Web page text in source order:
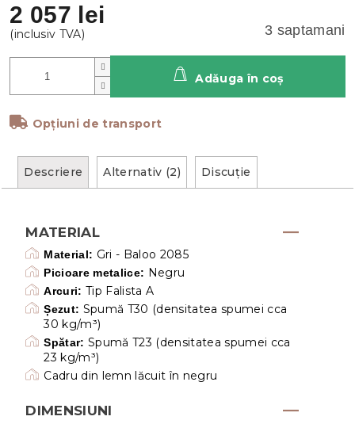
2 057 lei
3 saptamani
Opțiuni de transport
Adăuga în coş
Descriere Alternativ (2) Discuţie
MATERIAL
Material: Gri - Baloo 2085
Picioare metalice: Negru
Arcuri: Tip Falista A
Șezut: Spumă T30 (densitatea spumei cca
30 kg/m³)
Spătar: Spumă T23 (densitatea spumei cca
23 kg/m³)
Cadru din lemn lăcuit în negru
DIMENSIUNI